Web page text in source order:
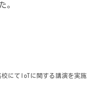
。
校にてIoTに関する講演を実施